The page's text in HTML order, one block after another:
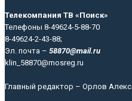
Телекомпания ТВ «Поиск»
Телефоны 8-49624-5-88-70
8-49624-2-43-88;
Эл. почта – 58870@mail.ru
klin_58870@mosreg.ru
Главный редактор – Орлов